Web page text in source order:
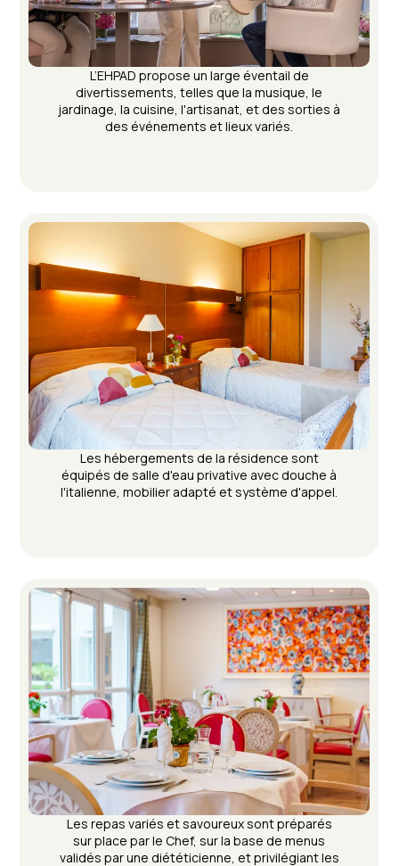
L’EHPAD propose un large éventail de
divertissements, telles que la musique, le
jardinage, la cuisine, l'artisanat, et des sorties à
des événements et lieux variés.
Les hébergements de la résidence sont
équipés de salle d'eau privative avec douche à
l'italienne, mobilier adapté et système d'appel.
Les repas variés et savoureux sont préparés
sur place par le Chef, sur la base de menus
validés par une diététicienne, et privilégiant les